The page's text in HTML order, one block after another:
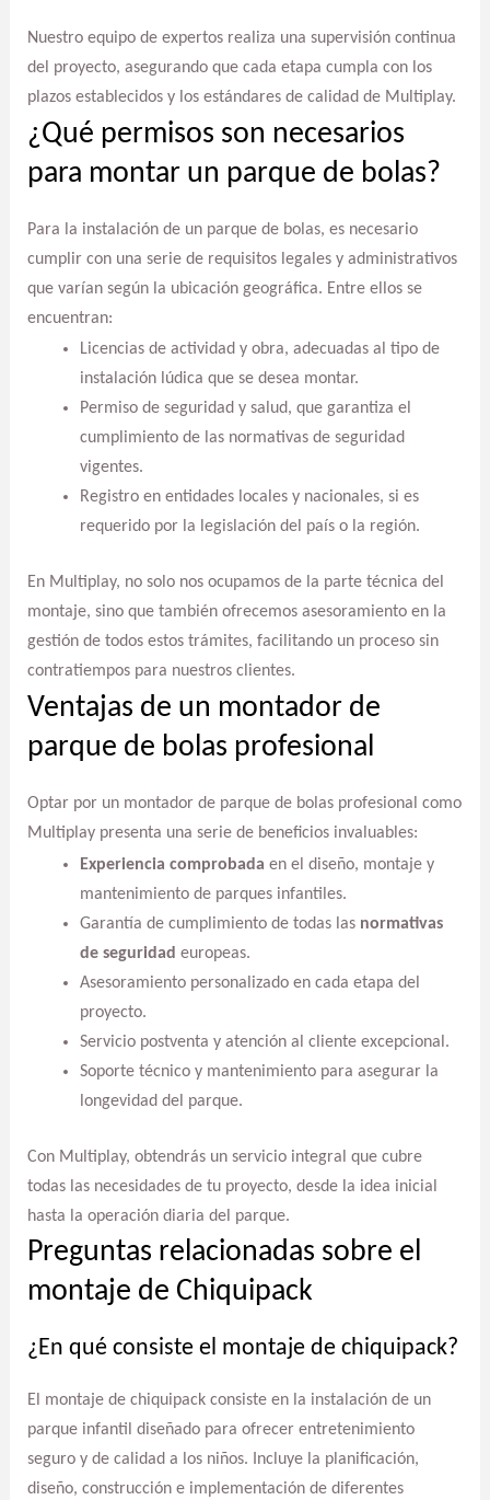
Nuestro equipo de expertos realiza una supervisión continua
del proyecto, asegurando que cada etapa cumpla con los
plazos establecidos y los estándares de calidad de Multiplay.
¿Qué permisos son necesarios
para montar un parque de bolas?
Para la instalación de un parque de bolas, es necesario
cumplir con una serie de requisitos legales y administrativos
que varían según la ubicación geográfica. Entre ellos se
encuentran:
Licencias de actividad y obra, adecuadas al tipo de
instalación lúdica que se desea montar.
Permiso de seguridad y salud, que garantiza el
cumplimiento de las normativas de seguridad
vigentes.
Registro en entidades locales y nacionales, si es
requerido por la legislación del país o la región.
En Multiplay, no solo nos ocupamos de la parte técnica del
montaje, sino que también ofrecemos asesoramiento en la
gestión de todos estos trámites, facilitando un proceso sin
contratiempos para nuestros clientes.
Ventajas de un montador de
parque de bolas profesional
Optar por un montador de parque de bolas profesional como
Multiplay presenta una serie de beneficios invaluables:
Experiencia comprobada en el diseño, montaje y
mantenimiento de parques infantiles.
Garantía de cumplimiento de todas las normativas
de seguridad europeas.
Asesoramiento personalizado en cada etapa del
proyecto.
Servicio postventa y atención al cliente excepcional.
Soporte técnico y mantenimiento para asegurar la
longevidad del parque.
Con Multiplay, obtendrás un servicio integral que cubre
todas las necesidades de tu proyecto, desde la idea inicial
hasta la operación diaria del parque.
Preguntas relacionadas sobre el
montaje de Chiquipack
¿En qué consiste el montaje de chiquipack?
El montaje de chiquipack consiste en la instalación de un
parque infantil diseñado para ofrecer entretenimiento
seguro y de calidad a los niños. Incluye la planificación,
diseño, construcción e implementación de diferentes